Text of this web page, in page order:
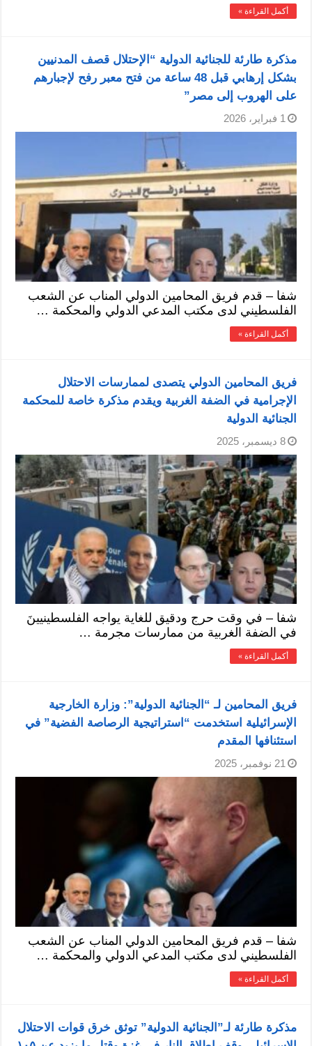
أكمل القراءة »
مذكرة طارئة للجنائية الدولية “الإحتلال قصف المدنيين
بشكل إرهابي قبل 48 ساعة من فتح معبر رفح لإجبارهم
على الهروب إلى مصر”
1 فبراير، 2026
شفا – قدم فريق المحامين الدولي المناب عن الشعب
الفلسطيني لدى مكتب المدعي الدولي والمحكمة …
أكمل القراءة »
فريق المحامين الدولي يتصدى لممارسات الاحتلال
الإجرامية في الضفة الغربية ويقدم مذكرة خاصة للمحكمة
الجنائية الدولية
8 ديسمبر، 2025
شفا – في وقت حرج ودقيق للغاية يواجه الفلسطينيينَ
في الضفة الغربية من ممارسات مجرمة …
أكمل القراءة »
فريق المحامين لـ “الجنائية الدولية”: وزارة الخارجية
الإسرائيلية استخدمت “استراتيجية الرصاصة الفضية” في
استئنافها المقدم
21 نوفمبر، 2025
شفا – قدم فريق المحامين الدولي المناب عن الشعب
الفلسطيني لدى مكتب المدعي الدولي والمحكمة …
أكمل القراءة »
مذكرة طارئة لـ”الجنائية الدولية” توثق خرق قوات الاحتلال